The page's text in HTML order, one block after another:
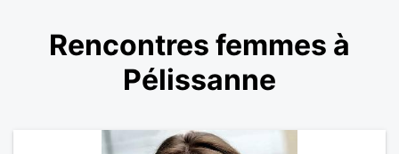
Rencontres femmes à
Pélissanne